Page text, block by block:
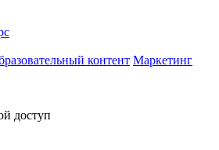
контент Маркетинг
доступ